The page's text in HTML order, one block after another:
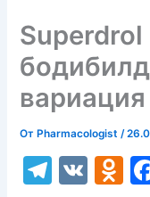
ОтPharmacologist /
T
V
O